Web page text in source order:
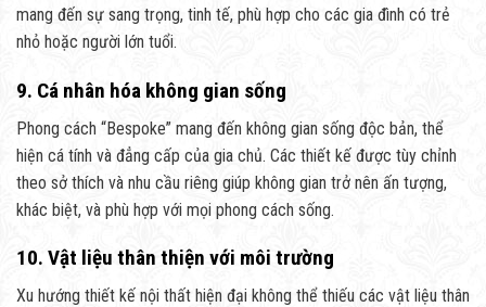
mang đến sự sang trọng, tinh tế, phù hợp cho các gia đình có trẻ
nhỏ hoặc người lớn tuổi.
9. Cá nhân hóa không gian sống
Phong cách “Bespoke” mang đến không gian sống độc bản, thể
hiện cá tính và đẳng cấp của gia chủ. Các thiết kế được tùy chỉnh
theo sở thích và nhu cầu riêng giúp không gian trở nên ấn tượng,
khác biệt, và phù hợp với mọi phong cách sống.
10. Vật liệu thân thiện với môi trường
Xu hướng thiết kế nội thất hiện đại không thể thiếu các vật liệu thân